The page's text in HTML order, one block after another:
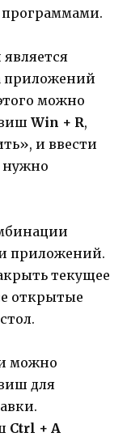
приложений
можно
Win + R,
и ввести
нужно
приложений.
текущее
открытые
можно
для
Ctrl + A